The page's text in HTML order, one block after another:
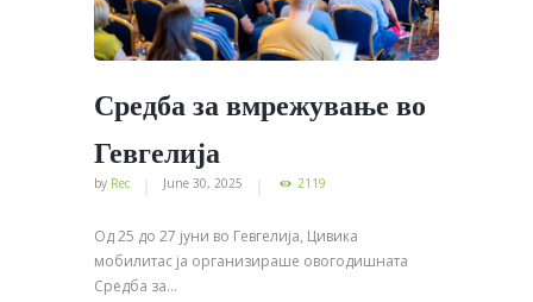
Средба за вмрежување во
Гевгелија
by Rec June 30, 2025 2119
Од 25 до 27 јуни во Гевгелија, Цивика
мобилитас ја организираше овогодишната
Средба за...